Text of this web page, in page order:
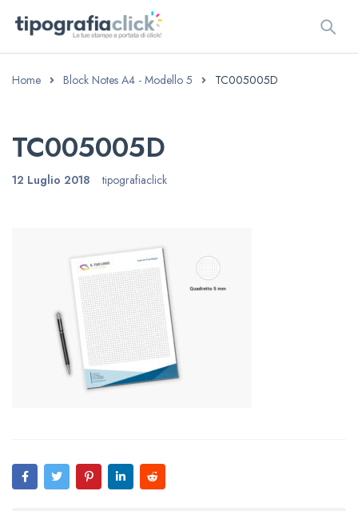
Home Block Notes A4 - Modello 5 TC005005D
TC005005D
12 Luglio 2018 tipografiaclick